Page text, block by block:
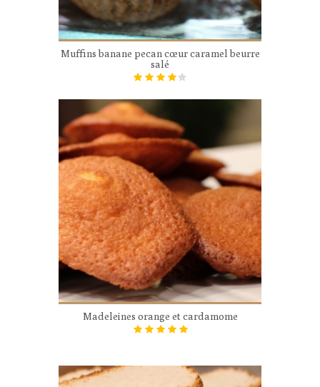
Muffins banane pecan cœur caramel beurre
salé
Madeleines orange et cardamome